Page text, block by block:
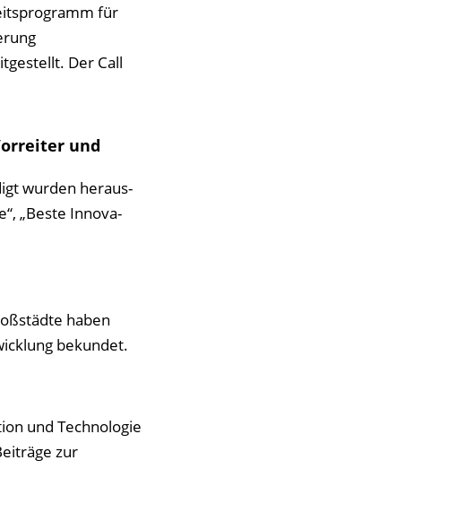
für
Der Call
und
wurden heraus­
„Beste Innova­
haben
bekundet.
und Technologie
zur